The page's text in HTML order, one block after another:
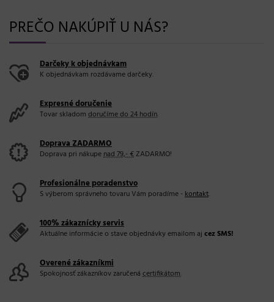
PREČO NAKÚPIŤ U NÁS?
Darčeky k objednávkam
K objednávkam rozdávame darčeky.
Expresné doručenie
Tovar skladom doručíme do 24 hodín.
Doprava ZADARMO
Doprava pri nákupenad 79,- €ZADARMO!
Profesionálne poradenstvo
S výberom správneho tovaru Vám poradíme -kontakt.
100% zákaznícky servis
Aktuálne informácie o stave objednávky emailom aj cez SMS!
Overené zákazníkmi
Spokojnosť zákazníkov zaručená certifikátom.